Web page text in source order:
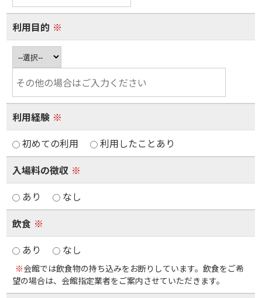
利用目的 ※
利用経験 ※
初めての利用
利用したことあり
入場料の徴収 ※
あり
なし
飲食 ※
あり
なし
※会館では飲食物の持ち込みをお断りしています。飲食をご希
望の場合は、会館指定業者をご案内させていただきます。